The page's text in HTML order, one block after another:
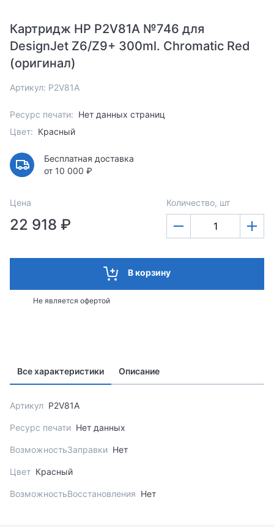
Картридж HP P2V81A №746 для
DesignJet Z6/Z9+ 300ml. Chromatic Red
(оригинал)
Артикул: P2V81A
Ресурс печати: Нет данных страниц
Цвет: Красный
Бесплатная доставка
от 10 000 ₽
Цена
22 918 ₽
Количество, шт
В корзину
Не является офертой
Все характеристики Описание
Артикул P2V81A
Ресурс печати Нет данных
ВозможностьЗаправки Нет
Цвет Красный
ВозможностьВосстановления Нет